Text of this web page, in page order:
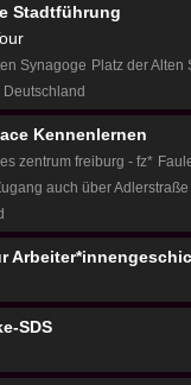
Stadtführung
Synagoge Platz der Alten
Deutschland
Kennenlernen
zentrum freiburg - fz*
auch über Adlerstraße
SDS